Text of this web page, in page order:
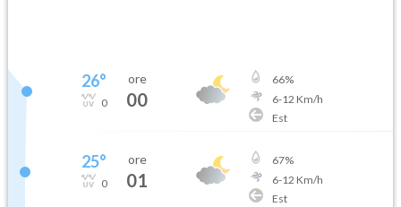
26°
0
ore
00
66%
6-12 Km/h
Est
25°
0
ore
01
67%
6-12 Km/h
Est